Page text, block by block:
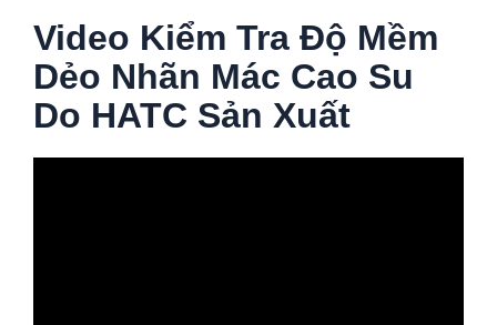
Video Kiểm Tra Độ Mềm
Dẻo Nhãn Mác Cao Su
Do HATC Sản Xuất